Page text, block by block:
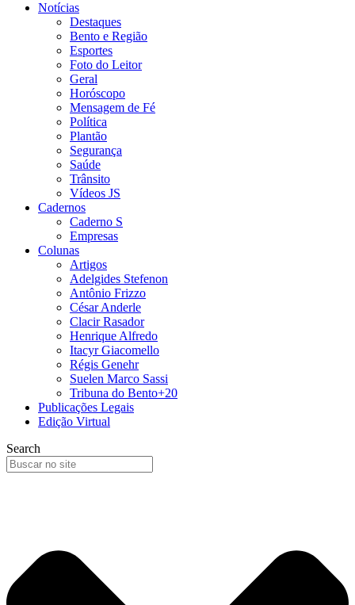
Notícias
Destaques
Bento e Região
Esportes
Foto do Leitor
Geral
Horóscopo
Mensagem de Fé
Política
Plantão
Segurança
Saúde
Trânsito
Vídeos JS
Cadernos
Caderno S
Empresas
Colunas
Artigos
Adelgides Stefenon
Antônio Frizzo
César Anderle
Clacir Rasador
Henrique Alfredo
Itacyr Giacomello
Régis Genehr
Suelen Marco Sassi
Tribuna do Bento+20
Publicações Legais
Edição Virtual
Search